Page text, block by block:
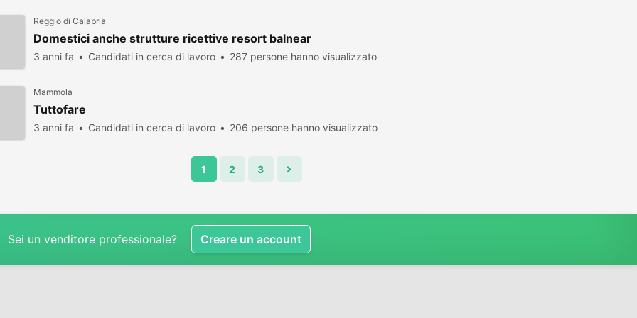
Reggio di Calabria
Domestici anche strutture ricettive resort balnear
3 anni fa Candidati in cerca di lavoro 287 persone hanno visualizzato
Mammola
Tuttofare
3 anni fa Candidati in cerca di lavoro 206 persone hanno visualizzato
1 2 3
Sei un venditore professionale? Creare un account